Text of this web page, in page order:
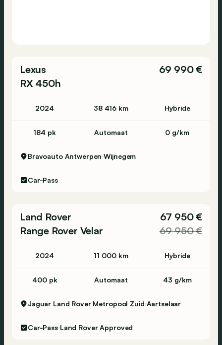
Lexus
RX 450h
69 990 €
2024 38 416 km Hybride
184 pk Automaat 0 g/km
Bravoauto Antwerpen Wijnegem
Car-Pass
Land Rover
Range Rover Velar
67 950 €
69 950 €
2024 11 000 km Hybride
400 pk Automaat 43 g/km
Jaguar Land Rover Metropool Zuid Aartselaar
Car-Pass Land Rover Approved